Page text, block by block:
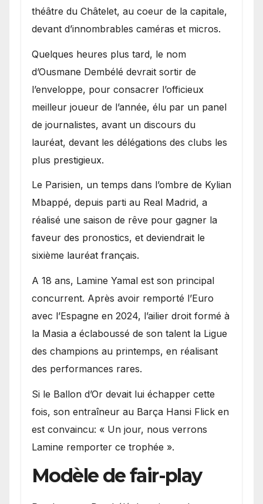
théâtre du Châtelet, au coeur de la capitale,
devant d’innombrables caméras et micros.
Quelques heures plus tard, le nom
d’Ousmane Dembélé devrait sortir de
l’enveloppe, pour consacrer l’officieux
meilleur joueur de l’année, élu par un panel
de journalistes, avant un discours du
lauréat, devant les délégations des clubs les
plus prestigieux.
Le Parisien, un temps dans l’ombre de Kylian
Mbappé, depuis parti au Real Madrid, a
réalisé une saison de rêve pour gagner la
faveur des pronostics, et deviendrait le
sixième lauréat français.
A 18 ans, Lamine Yamal est son principal
concurrent. Après avoir remporté l’Euro
avec l’Espagne en 2024, l’ailier droit formé à
la Masia a éclaboussé de son talent la Ligue
des champions au printemps, en réalisant
des performances rares.
Si le Ballon d’Or devait lui échapper cette
fois, son entraîneur au Barça Hansi Flick en
est convaincu: « Un jour, nous verrons
Lamine remporter ce trophée ».
Modèle de fair-play